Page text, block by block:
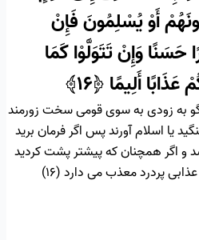
أَوْ يُسْلِمُونَ فَإِنْ
حَسَنًا وَإِنْ تَتَوَلَّوْا كَمَا
أَلِيمًا ﴿۱۶﴾
به زودى به سوى قومى سخت زورمند
يا اسلام آورند پس اگر فرمان بريد
و اگر همچنان كه پيشتر پشت كرديد
پردرد معذب مى دارد (۱۶)